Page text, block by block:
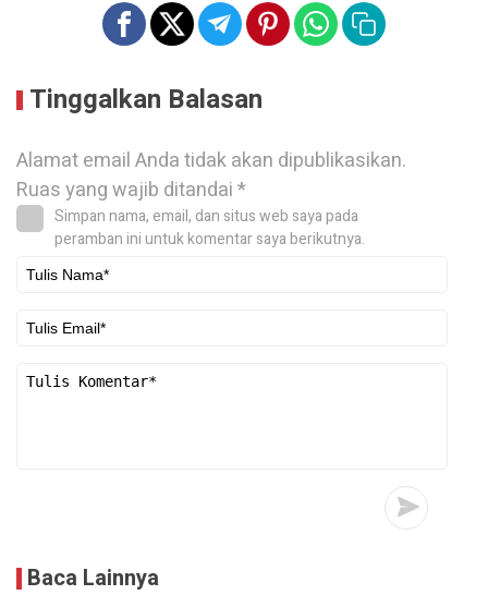
Tinggalkan Balasan
Alamat email Anda tidak akan dipublikasikan.
Ruas yang wajib ditandai*
Simpan nama, email, dan situs web saya pada
peramban ini untuk komentar saya berikutnya.
Baca Lainnya